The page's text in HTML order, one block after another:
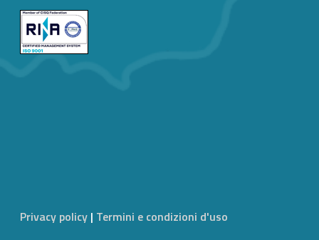
Privacy policy | Termini e condizioni d'uso